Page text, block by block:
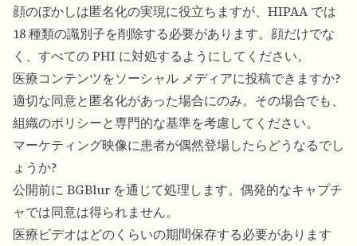
顔のぼかしは匿名化の実現に役立ちますが、HIPAA では
18 種類の識別子を削除する必要があります。顔だけでな
く、すべての PHI に対処するようにしてください。
医療コンテンツをソーシャル メディアに投稿できますか?
適切な同意と匿名化があった場合にのみ。その場合でも、
組織のポリシーと専門的な基準を考慮してください。
マーケティング映像に患者が偶然登場したらどうなるでし
ょうか?
公開前に BGBlur を通じて処理します。偶発的なキャプチ
ャでは同意は得られません。
医療ビデオはどのくらいの期間保存する必要があります